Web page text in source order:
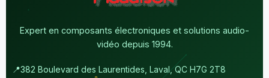
Expert en composants électroniques et solutions audio-
vidéo depuis 1994.
📍382 Boulevard des Laurentides, Laval, QC H7G 2T8